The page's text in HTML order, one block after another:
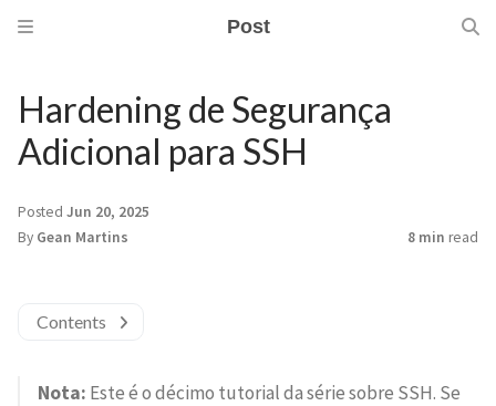
Post
Hardening de Segurança
Adicional para SSH
Posted Jun 20, 2025
By Gean Martins 8 min read
Contents
Nota: Este é o décimo tutorial da série sobre SSH. Se